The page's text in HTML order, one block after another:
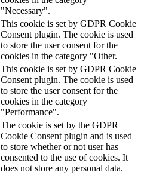
"Necessary".
This cookie is set by GDPR Cookie
Consent plugin. The cookie is used
to store the user consent for the
cookies in the category "Other.
This cookie is set by GDPR Cookie
Consent plugin. The cookie is used
to store the user consent for the
cookies in the category
"Performance".
The cookie is set by the GDPR
Cookie Consent plugin and is used
to store whether or not user has
consented to the use of cookies. It
does not store any personal data.